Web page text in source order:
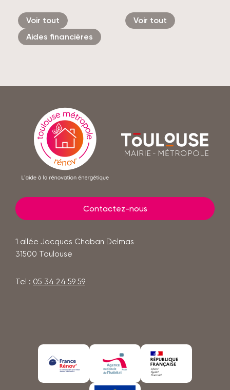
Voir tout
Aides financières
Voir tout
En
savoir
plus
Toulouse
mairie
Contactez-nous
1 allée Jacques Chaban Delmas
31500 Toulouse
Tel : 05 34 24 59 59
En